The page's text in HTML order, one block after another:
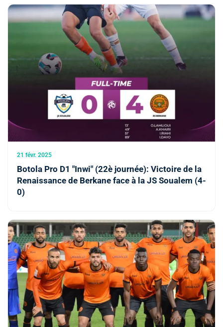
21 févr. 2025
Botola Pro D1 "Inwi" (22è journée): Victoire de la
Renaissance de Berkane face à la JS Soualem (4-
0)